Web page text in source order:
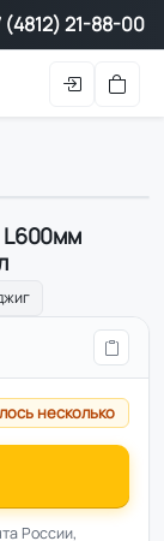
(4812) 21-88-00
L600мм
несколько
России,